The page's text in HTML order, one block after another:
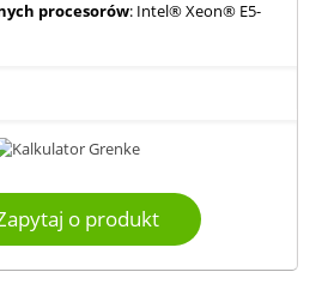
procesorów: Intel® Xeon® E5-
o produkt